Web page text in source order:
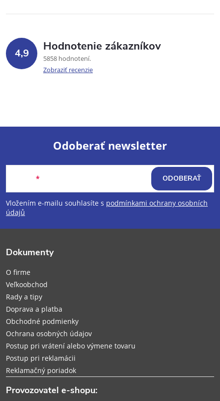
4,9 Hodnotenie zákazníkov
5858 hodnotení
Zobraziť recenzie
Z
á
p
e
Odoberať newsletter
Vložením e-mailu souhlasíte s podmínkami ochrany osobních
údajů
ODOBERAŤ
Dokumenty
O firme
Veľkoobchod
Rady a tipy
Doprava a platba
Obchodné podmienky
Ochrana osobných údajov
Postup pri vrátení alebo výmene tovaru
Postup pri reklamácii
Reklamačný poriadok
Provozovatel e-shopu: